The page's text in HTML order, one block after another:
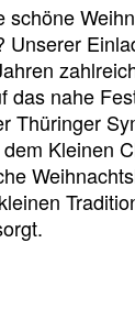
schöne
Unserer
das nahe
Thüringer
Kleinen